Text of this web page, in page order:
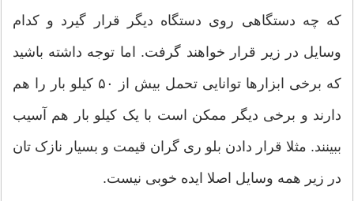
که چه دستگاهی روی دستگاه دیگر قرار گیرد و کدام
وسایل در زیر قرار خواهند گرفت. اما توجه داشته باشید
که برخی ابزارها توانایی تحمل بیش از ۵۰ کیلو بار را هم
دارند و برخی دیگر ممکن است با یک کیلو بار هم آسیب
ببینند. مثلا قرار دادن بلو ری گران قیمت و بسیار نازک تان
در زیر همه وسایل اصلا ایده خوبی نیست.